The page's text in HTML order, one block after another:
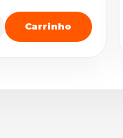
Carrinho